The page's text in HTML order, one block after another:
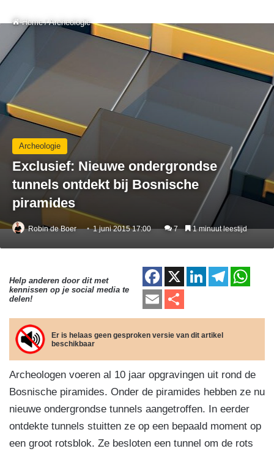
Home / Archeologie
Archeologie
Exclusief: Nieuwe ondergrondse
tunnels ontdekt bij Bosnische
piramides
Robin de Boer 1 juni 2015 17:00 7 1 minuut leestijd
Help anderen door dit met
kennissen op je social media te
delen!
F
a
c
e
b
o
o
k
X
Li
k
e
dI
n
T
e
a
m
at
A
p
p
E
m
ail
el
e
n
Er is helaas geen gesproken versie van dit artikel
beschikbaar
Archeologen voeren al 10 jaar opgravingen uit rond de
Bosnische piramides. Onder de piramides hebben ze nu
nieuwe ondergrondse tunnels aangetroffen. In eerder
ontdekte tunnels stuitten ze op een bepaald moment op
een groot rotsblok. Ze besloten een tunnel om de rots